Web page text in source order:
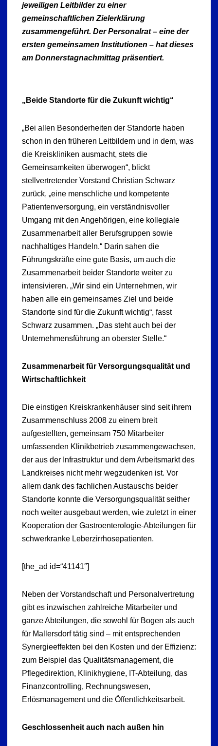
jeweiligen Leitbilder zu einer
gemeinschaftlichen Zielerklärung
zusammengeführt. Der Personalrat – eine der
ersten gemeinsamen Institutionen – hat dieses
am Donnerstagnachmittag präsentiert.
„Beide Standorte für die Zukunft wichtig“
„Bei allen Besonderheiten der Standorte haben
schon in den früheren Leitbildern und in dem, was
die Kreiskliniken ausmacht, stets die
Gemeinsamkeiten überwogen“, blickt
stellvertretender Vorstand Christian Schwarz
zurück, „eine menschliche und kompetente
Patientenversorgung, ein verständnisvoller
Umgang mit den Angehörigen, eine kollegiale
Zusammenarbeit aller Berufsgruppen sowie
nachhaltiges Handeln.“ Darin sahen die
Führungskräfte eine gute Basis, um auch die
Zusammenarbeit beider Standorte weiter zu
intensivieren. „Wir sind ein Unternehmen, wir
haben alle ein gemeinsames Ziel und beide
Standorte sind für die Zukunft wichtig“, fasst
Schwarz zusammen. „Das steht auch bei der
Unternehmensführung an oberster Stelle.“
Zusammenarbeit für Versorgungsqualität und
Wirtschaftlichkeit
Die einstigen Kreiskrankenhäuser sind seit ihrem
Zusammenschluss 2008 zu einem breit
aufgestellten, gemeinsam 750 Mitarbeiter
umfassenden Klinikbetrieb zusammengewachsen,
der aus der Infrastruktur und dem Arbeitsmarkt des
Landkreises nicht mehr wegzudenken ist. Vor
allem dank des fachlichen Austauschs beider
Standorte konnte die Versorgungsqualität seither
noch weiter ausgebaut werden, wie zuletzt in einer
Kooperation der Gastroenterologie-Abteilungen für
schwerkranke Leberzirrhosepatienten.
[the_ad id=“41141″]
Neben der Vorstandschaft und Personalvertretung
gibt es inzwischen zahlreiche Mitarbeiter und
ganze Abteilungen, die sowohl für Bogen als auch
für Mallersdorf tätig sind – mit entsprechenden
Synergieeffekten bei den Kosten und der Effizienz:
zum Beispiel das Qualitätsmanagement, die
Pflegedirektion, Klinikhygiene, IT-Abteilung, das
Finanzcontrolling, Rechnungswesen,
Erlösmanagement und die Öffentlichkeitsarbeit.
Geschlossenheit auch nach außen hin